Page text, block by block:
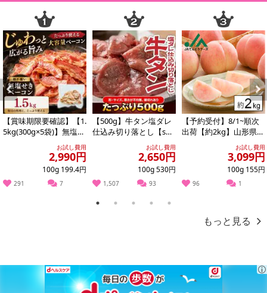
Previous
【賞味期限要確認】【1.
5kg(300g×5袋)】無塩せ
きベーコン 【形不揃お試し費用
2,990円
100g 199.4円
291 7
【500g】牛タン塩ダレ
仕込み切り落とし【s
お試し費用
2,650円
100g 530円
1,507 93
【予約受付】8/1~順次
出荷【約2kg】山形県産
白桃(品種・玉数おまか
お試し費用
3,099円
100g 155円
96 1
Next
1 2 3 4 5
もっと見る